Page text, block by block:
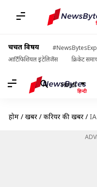
चर्चित विषय
आर्टिफिशियल इंटेलिजेंस
क्रिकेट
Hindi
होम / खबरें / करियर की खबरें /